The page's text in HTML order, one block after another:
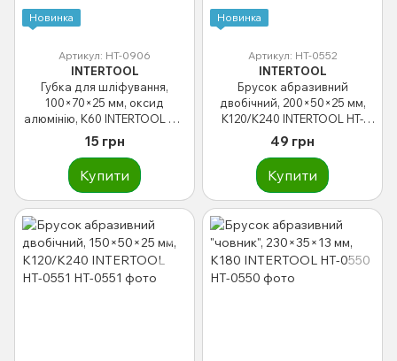
Новинка
Артикул: HT-0906
INTERTOOL
Губка для шліфування,
100×70×25 мм, оксид
алюмінію, К60 INTERTOOL HT-
0906
15 грн
Купити
Новинка
Артикул: HT-0552
INTERTOOL
Брусок абразивний
двобічний, 200×50×25 мм,
K120/K240 INTERTOOL HT-
0552
49 грн
Купити